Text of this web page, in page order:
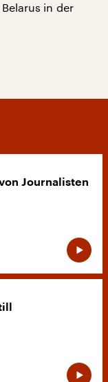
in der
Journalisten